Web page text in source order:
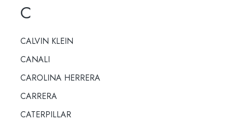
C
CALVIN KLEIN
CANALI
CAROLINA HERRERA
CARRERA
CATERPILLAR